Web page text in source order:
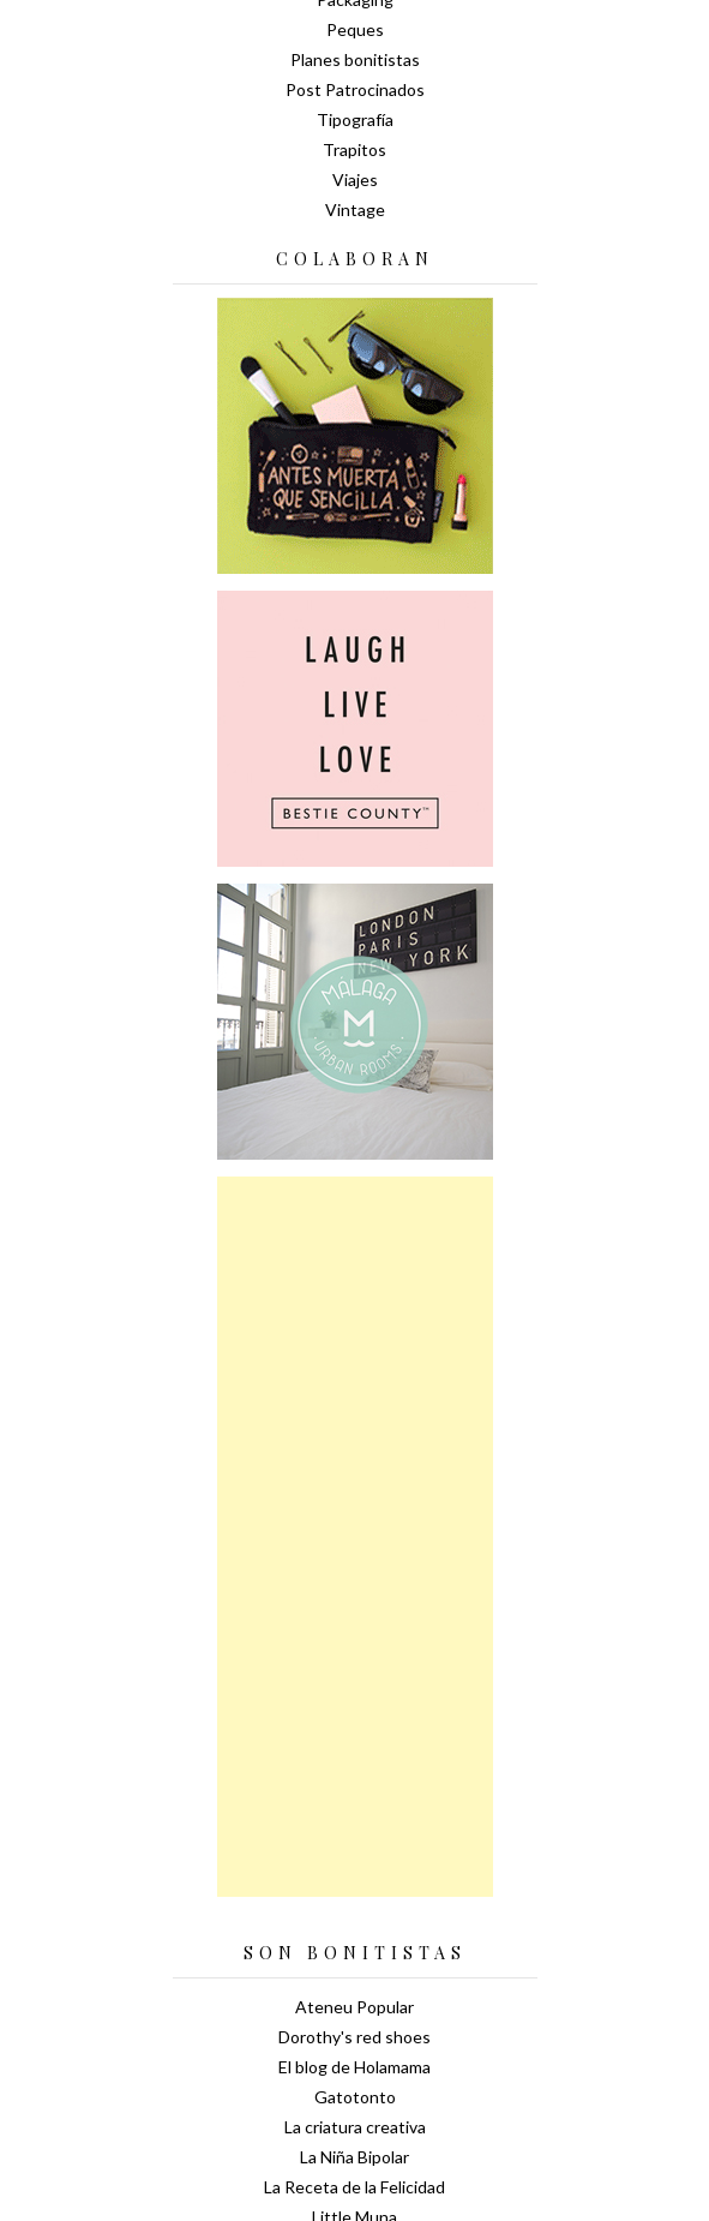
Peques
Planes bonitistas
Post Patrocinados
Tipografía
Trapitos
Viajes
Vintage
COLABORAN
SON BONITISTAS
Ateneu Popular
Dorothy's red shoes
El blog de Holamama
Gatotonto
La criatura creativa
La Niña Bipolar
La Receta de la Felicidad